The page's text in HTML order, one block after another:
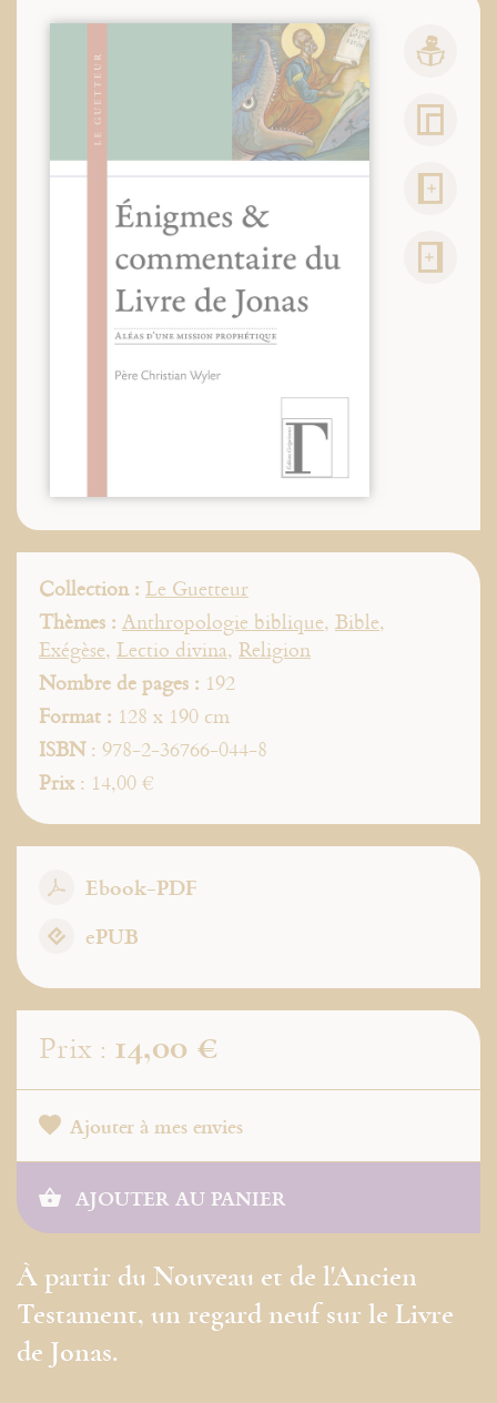
Collection : Le Guetteur
Thèmes : Anthropologie biblique, Bible,
Exégèse, Lectio divina, Religion
Nombre de pages : 192
Format : 128 x 190 cm
ISBN: 978-2-36766-044-8
Prix: 14,00 €
Ebook-PDF
ePUB
Prix : 14,00 €
Ajouter à mes envies
AJOUTER AU PANIER
À partir du Nouveau et de l'Ancien
Testament, un regard neuf sur le Livre
de Jonas.